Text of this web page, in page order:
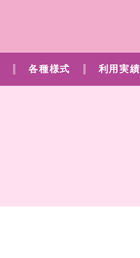
各種様式 利用実績